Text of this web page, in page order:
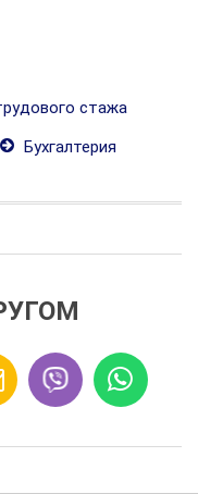
стажа
Бухгалтерия